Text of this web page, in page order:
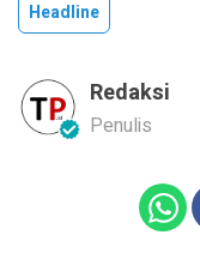
Headline
Redaksi
Penulis